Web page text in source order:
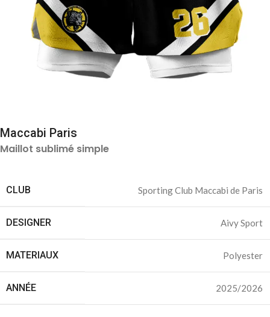
Maccabi Paris
Maillot sublimé simple
CLUB Sporting Club Maccabi de Paris
DESIGNER Aivy Sport
MATERIAUX Polyester
ANNÉE 2025/2026